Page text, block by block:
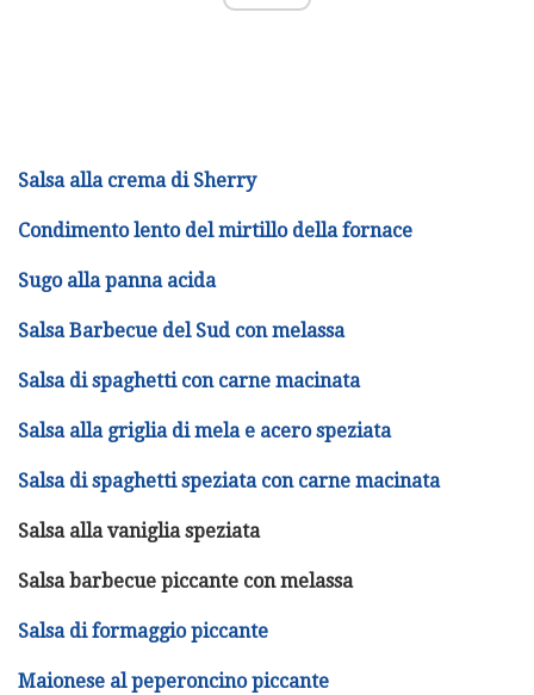
Salsa alla crema di Sherry
Condimento lento del mirtillo della fornace
Sugo alla panna acida
Salsa Barbecue del Sud con melassa
Salsa di spaghetti con carne macinata
Salsa alla griglia di mela e acero speziata
Salsa di spaghetti speziata con carne macinata
Salsa alla vaniglia speziata
Salsa barbecue piccante con melassa
Salsa di formaggio piccante
Maionese al peperoncino piccante